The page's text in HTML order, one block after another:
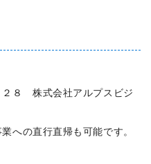
２８ 株式会社アルプスビジ
への直行直帰も可能です。